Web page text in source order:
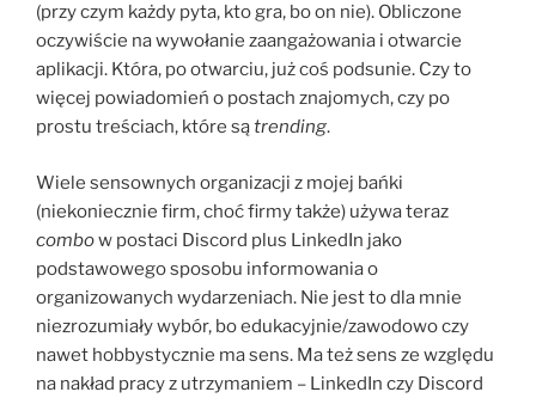
(przy czym każdy pyta, kto gra, bo on nie). Obliczone
oczywiście na wywołanie zaangażowania i otwarcie
aplikacji. Która, po otwarciu, już coś podsunie. Czy to
więcej powiadomień o postach znajomych, czy po
prostu treściach, które sątrending.
Wiele sensownych organizacji z mojej bańki
(niekoniecznie firm, choć firmy także) używa teraz
combow postaci Discord plus LinkedIn jako
podstawowego sposobu informowania o
organizowanych wydarzeniach. Nie jest to dla mnie
niezrozumiały wybór, bo edukacyjnie/zawodowo czy
nawet hobbystycznie ma sens. Ma też sens ze względu
na nakład pracy z utrzymaniem – LinkedIn czy Discord